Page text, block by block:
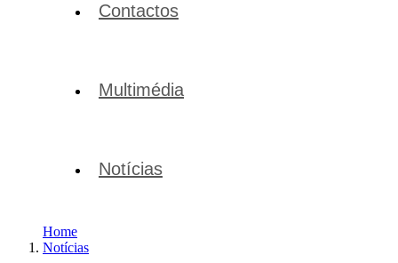
Contactos
Multimédia
Notícias
Home
Notícias